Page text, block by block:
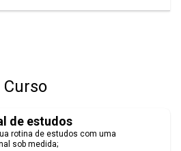
de Aventura e Natureza
em Educação Física I
de estudos
rotina de estudos com uma
sob medida;